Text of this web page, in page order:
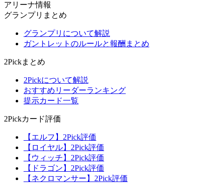
アリーナ情報
グランプリまとめ
グランプリについて解説
ガントレットのルールと報酬まとめ
2Pickまとめ
2Pickについて解説
おすすめリーダーランキング
提示カード一覧
2Pickカード評価
【エルフ】2Pick評価
【ロイヤル】2Pick評価
【ウィッチ】2Pick評価
【ドラゴン】2Pick評価
【ネクロマンサー】2Pick評価